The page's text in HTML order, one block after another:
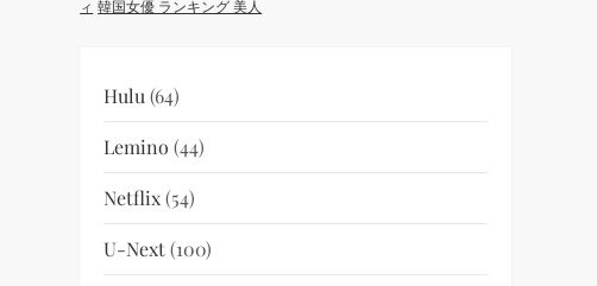
ィ 韓国女優 ランキング 美人
Hulu (64)
Lemino (44)
Netflix(54)
U-Next(100)